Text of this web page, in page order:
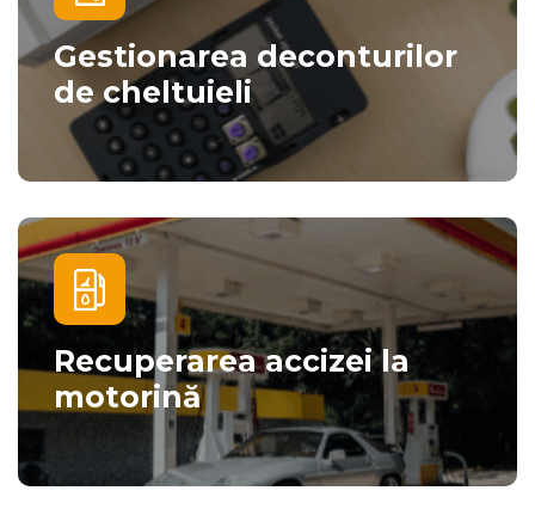
Gestionarea deconturilor
de cheltuieli
Recuperarea accizei la
motorină